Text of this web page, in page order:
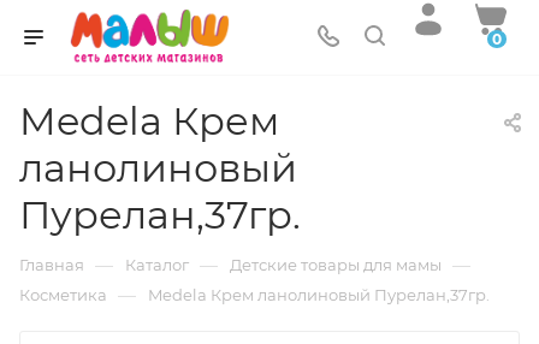
0
Medela Крем
ланолиновый
Пурелан,37гр.
Главная — Каталог — Детские товары для мамы —
Косметика — Medela Крем ланолиновый Пурелан,37гр.